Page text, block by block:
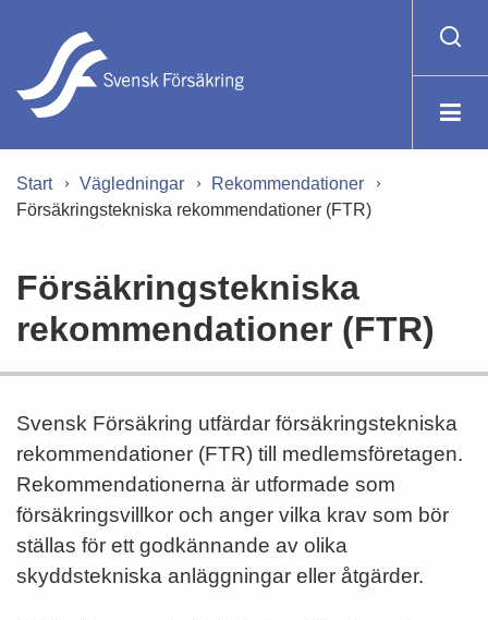
Start Vägledningar
Rekommendationer
Försäkringstekniska rekommendationer (FTR)
Försäkringstekniska
rekommendationer (FTR)
Svensk Försäkring utfärdar försäkringstekniska
rekommendationer (FTR) till medlemsföretagen.
Rekommendationerna är utformade som
försäkringsvillkor och anger vilka krav som bör
ställas för ett godkännande av olika
skyddstekniska anläggningar eller åtgärder.